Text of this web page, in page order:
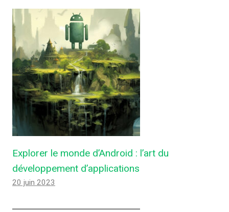
Explorer le monde d’Android : l’art du
développement d’applications
20 juin 2023